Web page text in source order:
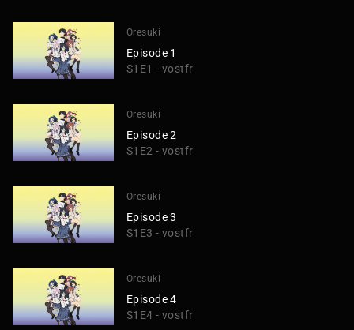
Oresuki
Episode 1
S1E1 - vostfr
Oresuki
Episode 2
S1E2 - vostfr
Oresuki
Episode 3
S1E3 - vostfr
Oresuki
Episode 4
S1E4 - vostfr